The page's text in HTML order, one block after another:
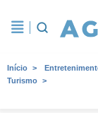
Início
Turismo